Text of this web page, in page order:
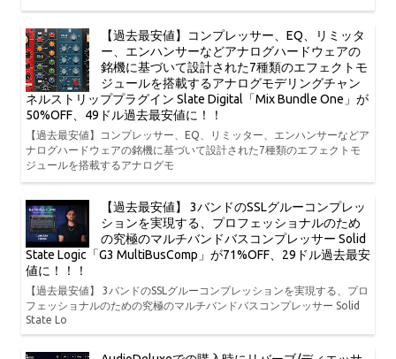
【過去最安値】コンプレッサー、EQ、リミッタ
ー、エンハンサーなどアナログハードウェアの
銘機に基づいて設計された7種類のエフェクトモ
ジュールを搭載するアナログモデリングチャン
ネルストリッププラグイン Slate Digital「Mix Bundle One」が
50%OFF、49ドル過去最安値に！！
【過去最安値】コンプレッサー、EQ、リミッター、エンハンサーなどア
ナログハードウェアの銘機に基づいて設計された7種類のエフェクトモ
ジュールを搭載するアナログモ
【過去最安値】 3バンドのSSLグルーコンプレッ
ションを実現する、プロフェッショナルのため
の究極のマルチバンドバスコンプレッサー Solid
State Logic「G3 MultiBusComp」が71%OFF、29ドル過去最安
値に！！！
【過去最安値】 3バンドのSSLグルーコンプレッションを実現する、プロ
フェッショナルのための究極のマルチバンドバスコンプレッサー Solid
State Lo